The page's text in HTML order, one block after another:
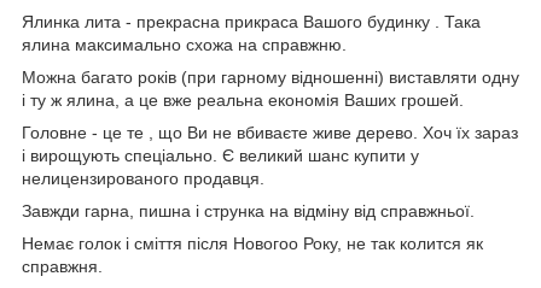
Ялинка лита - прекрасна прикраса Вашого будинку . Така
ялина максимально схожа на справжню.
Можна багато років (при гарному відношенні) виставляти одну
і ту ж ялина, а це вже реальна економія Ваших грошей.
Головне - це те , що Ви не вбиваєте живе дерево. Хоч їх зараз
і вирощують спеціально. Є великий шанс купити у
нелицензированого продавця.
Завжди гарна, пишна і струнка на відміну від справжньої.
Немає голок і сміття після Новогоо Року, не так колится як
справжня.